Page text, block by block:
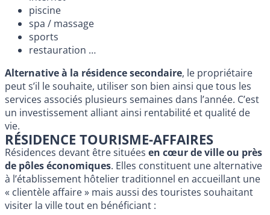
piscine
spa / massage
sports
restauration …
Alternative à la résidence secondaire, le propriétaire
peut s’il le souhaite, utiliser son bien ainsi que tous les
services associés plusieurs semaines dans l’année. C’est
un investissement alliant ainsi rentabilité et qualité de
vie.
RÉSIDENCE TOURISME-AFFAIRES
Résidences devant être situées en cœur de ville ou près
de pôles économiques. Elles constituent une alternative
à l’établissement hôtelier traditionnel en accueillant une
« clientèle affaire » mais aussi des touristes souhaitant
visiter la ville tout en bénéficiant :